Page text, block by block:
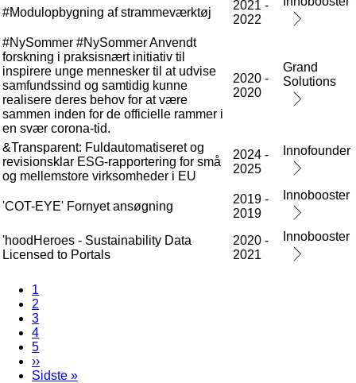
#Modulopbygning af strammeværktøj
2021 -
2022
#NySommer #NySommer Anvendt
forskning i praksisnært initiativ til
inspirere unge mennesker til at udvise
samfundssind og samtidig kunne
realisere deres behov for at være
sammen inden for de officielle rammer i
en svær corona-tid.
2020 -
2020
Grand
Solutions
&Transparent: Fuldautomatiseret og
revisionsklar ESG-rapportering for små
og mellemstore virksomheder i EU
2024 -
2025
Innofounder
'COT-EYE' Fornyet ansøgning
2019 -
2019
Innobooster
'hoodHeroes - Sustainability Data
Licensed to Portals
2020 -
2021
Innobooster
1
2
3
4
5
››
Sidste »